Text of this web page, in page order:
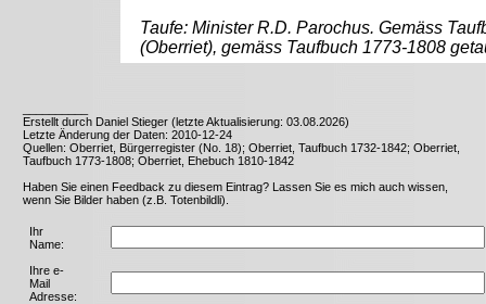
Taufe: Minister R.D. Parochus. Gemäss
(Oberriet), gemäss Taufbuch 1773-1808
Erstellt durch Daniel Stieger (letzte Aktualisierung: 03.08.2026)
Letzte Änderung der Daten: 2010-12-24
Quellen: Oberriet, Bürgerregister (No. 18); Oberriet, Taufbuch 1732-1842; Oberriet,
Taufbuch 1773-1808; Oberriet, Ehebuch 1810-1842
Haben Sie einen Feedback zu diesem Eintrag? Lassen Sie es mich auch wissen,
wenn Sie Bilder haben (z.B. Totenbildli).
Ihr
Name:
Ihre e-
Mail
Adresse: